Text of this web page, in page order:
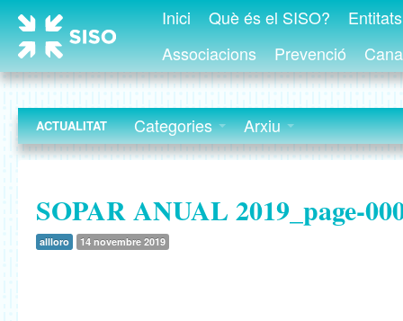
Inici Què és el SISO?
Associacions
Prevenció
ACTUALITAT Categories Arxiu
SOPAR ANUAL 2019_page-
allloro 14 novembre 2019